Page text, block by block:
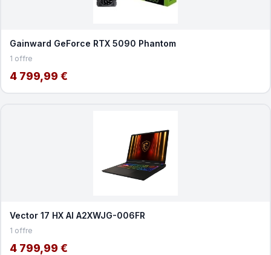
Gainward GeForce RTX 5090 Phantom
1 offre
4 799,99 €
Vector 17 HX AI A2XWJG-006FR
1 offre
4 799,99 €